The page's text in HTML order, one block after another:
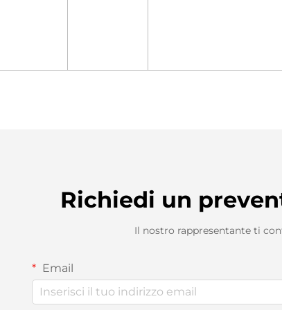
Richiedi un
Il nostro rappresentante ti
Email